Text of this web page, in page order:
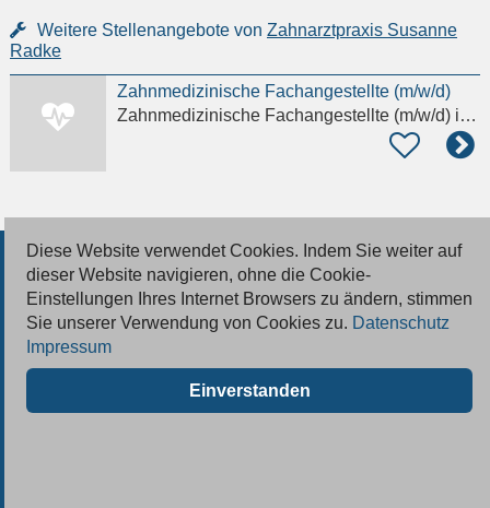
Weitere Stellenangebote von Zahnarztpraxis Susanne
Radke
Zahnmedizinische Fachangestellte (m/w/d)
Zahnmedizinische Fachangestellte (m/w/d)in Heringsdorf Vorpommern-Greifswald
© 2026 Deutsche Jobmarkt GmbH
Inserieren
Kontakt
Diese Website verwendet Cookies. Indem Sie weiter auf
dieser Website navigieren, ohne die Cookie-
Einstellungen Ihres Internet Browsers zu ändern, stimmen
Sie unserer Verwendung von Cookies zu. Datenschutz
Impressum
Einverstanden